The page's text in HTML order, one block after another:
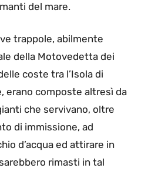
del mare.
trappole, abilmente
della Motovedetta dei
coste tra l’Isola di
erano composte altresì da
che servivano, oltre
di immissione, ad
d’acqua ed attirare in
rimasti in tal